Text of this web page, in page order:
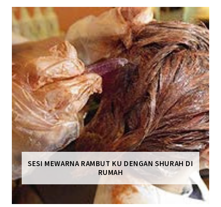
SESI MEWARNA RAMBUT KU DENGAN SHURAH DI
RUMAH